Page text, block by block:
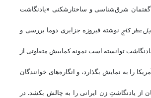
گفتمان شرق‌شناسی و ساختارشکنی «یادنگاشت
عطر کاج نوشتة فیروزه جزایری دوما بررسی و
توانسته است نمونة کمابیش متفاوتی از
را به نمایش بگذارد، و انگاره‌های خوانندگان
از یادنگاشتِ زن ایرانی را به چالش بکشد. در